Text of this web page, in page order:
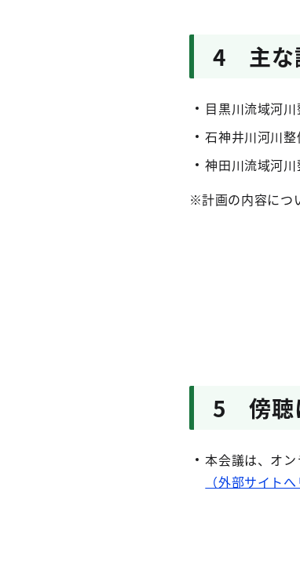
4 主な
目黒川流域河
石神井川河川
神田川流域河
※計画の内容につ
5 傍聴
本会議は、オ
（外部サイトへ